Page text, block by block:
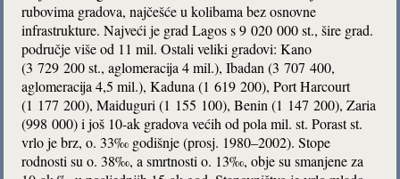
rubovima gradova, najčešće u kolibama bez osnovne
infrastrukture. Najveći je grad Lagos s 9 020 000 st., šire grad.
područje više od 11 mil. Ostali veliki gradovi: Kano
(3 729 200 st., aglomeracija 4 mil.), Ibadan (3 707 400,
aglomeracija 4,5 mil.), Kaduna (1 619 200), Port Harcourt
(1 177 200), Maiduguri (1 155 100), Benin (1 147 200), Zaria
(998 000) i još 10-ak gradova većih od pola mil. st. Porast st.
vrlo je brz, o. 33‰ godišnje (prosj. 1980–2002). Stope
rodnosti su o. 38‰, a smrtnosti o. 13‰, obje su smanjene za